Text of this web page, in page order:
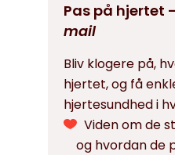
Pas på hjertet
mail
Bliv klogere på,
hjertet, og få
hjertesundhed i
Viden om de
og hvordan de